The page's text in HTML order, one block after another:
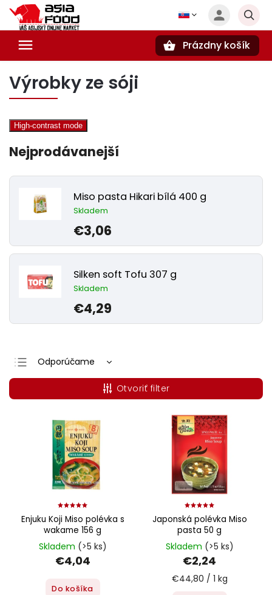
Prázdny košík
Výrobky ze sóji
High-contrast mode
Nejprodávanejší
Miso pasta Hikari bílá 400 g
Skladem
€3,06
Silken soft Tofu 307 g
Skladem
€4,29
Odporúčame
Najlacnejšie
Najdrahšie
Najpredávanejšie
Abecedne
Otvoriť filter
Enjuku Koji Miso polévka s
wakame 156 g
Skladem (>5 ks)
€4,04
Do košíka
Japonská polévka Miso
pasta 50 g
Skladem (>5 ks)
€2,24
€44,80 / 1 kg